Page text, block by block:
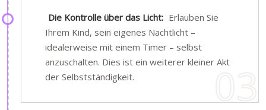
Die Kontrolle über das Licht: Erlauben Sie
Ihrem Kind, sein eigenes Nachtlicht –
idealerweise mit einem Timer – selbst
anzuschalten. Dies ist ein weiterer kleiner Akt
der Selbstständigkeit.